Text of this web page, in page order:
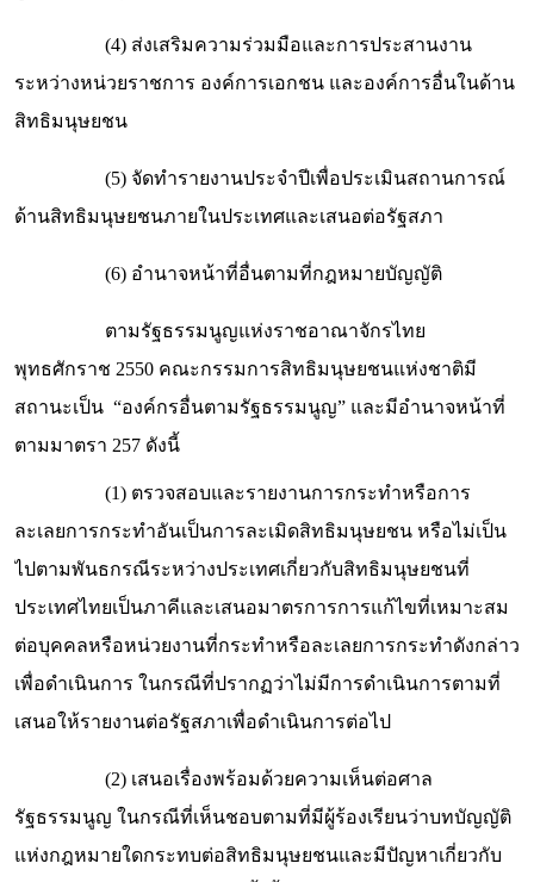
(4) ส่งเสริมความร่วมมือและการประสานงาน
ระหว่างหน่วยราชการ องค์การเอกชน และองค์การอื่นในด้าน
สิทธิมนุษยชน
(5) จัดทำรายงานประจำปีเพื่อประเมินสถานการณ์
ด้านสิทธิมนุษยชนภายในประเทศและเสนอต่อรัฐสภา
(6) อำนาจหน้าที่อื่นตามที่กฎหมายบัญญัติ
ตามรัฐธรรมนูญแห่งราชอาณาจักรไทย
พุทธศักราช 2550 คณะกรรมการสิทธิมนุษยชนแห่งชาติมี
สถานะเป็น “องค์กรอื่นตามรัฐธรรมนูญ” และมีอำนาจหน้าที่
ตามมาตรา 257 ดังนี้
(1) ตรวจสอบและรายงานการกระทำหรือการ
ละเลยการกระทำอันเป็นการละเมิดสิทธิมนุษยชน หรือไม่เป็น
ไปตามพันธกรณีระหว่างประเทศเกี่ยวกับสิทธิมนุษยชนที่
ประเทศไทยเป็นภาคีและเสนอมาตรการการแก้ไขที่เหมาะสม
ต่อบุคคลหรือหน่วยงานที่กระทำหรือละเลยการกระทำดังกล่าว
เพื่อดำเนินการ ในกรณีที่ปรากฏว่าไม่มีการดำเนินการตามที่
เสนอให้รายงานต่อรัฐสภาเพื่อดำเนินการต่อไป
(2) เสนอเรื่องพร้อมด้วยความเห็นต่อศาล
รัฐธรรมนูญ ในกรณีที่เห็นชอบตามที่มีผู้ร้องเรียนว่าบทบัญญัติ
แห่งกฎหมายใดกระทบต่อสิทธิมนุษยชนและมีปัญหาเกี่ยวกับ